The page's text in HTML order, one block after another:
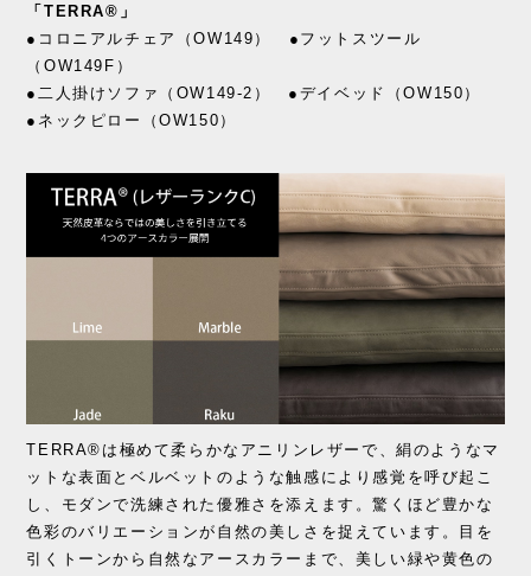
「TERRA®」
●コロニアルチェア（OW149） ●フットスツール
（OW149F）
●二人掛けソファ（OW149-2） ●デイベッド（OW150）
●ネックピロー（OW150）
TERRA®は極めて柔らかなアニリンレザーで、絹のようなマ
ットな表面とベルベットのような触感により感覚を呼び起こ
し、モダンで洗練された優雅さを添えます。驚くほど豊かな
色彩のバリエーションが自然の美しさを捉えています。目を
引くトーンから自然なアースカラーまで、美しい緑や黄色の